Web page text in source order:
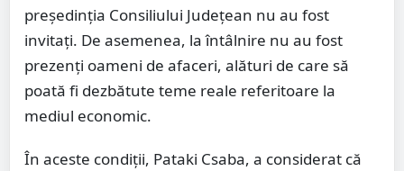
președinția Consiliului Județean nu au fost
invitați. De asemenea, la întâlnire nu au fost
prezenți oameni de afaceri, alături de care să
poată fi dezbătute teme reale referitoare la
mediul economic.
În aceste condiții, Pataki Csaba, a considerat că